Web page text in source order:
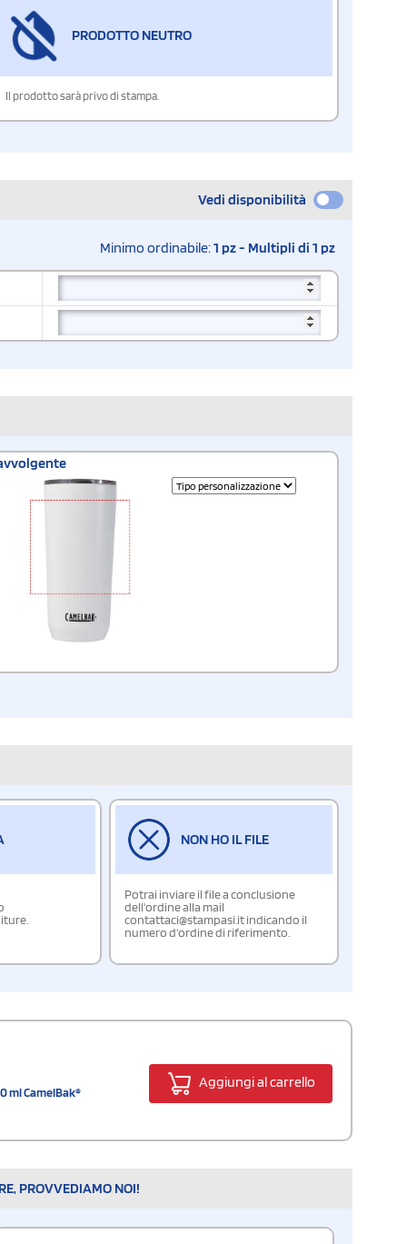
PRODOTTO NEUTRO
Il prodotto sarà privo di stampa.
Vedi disponibilità
Minimo ordinabile:1 pz - Multipli di 1 pz
NON HO IL FILE
Potrai inviare il file a conclusione
dell'ordine alla mail
contattaci@stampasi.it indicando il
numero d'ordine di riferimento.
ml CamelBak®
Aggiungi al carrello
PROVVEDIAMO NOI!